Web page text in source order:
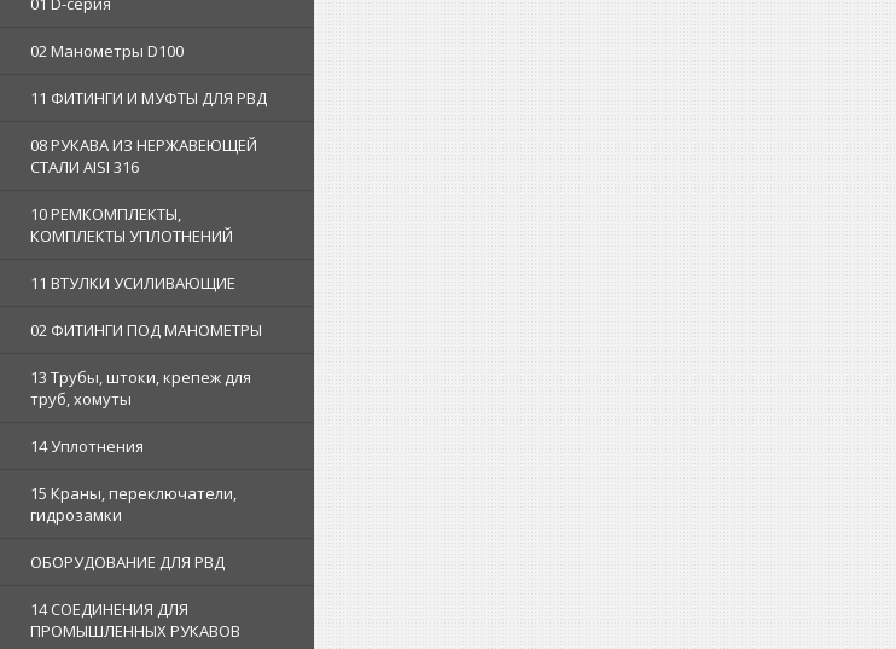
02 Манометры D100
11 ФИТИНГИ И МУФТЫ ДЛЯ РВД
08 РУКАВА ИЗ НЕРЖАВЕЮЩЕЙ
СТАЛИ AISI 316
10 РЕМКОМПЛЕКТЫ,
КОМПЛЕКТЫ УПЛОТНЕНИЙ
11 ВТУЛКИ УСИЛИВАЮЩИЕ
02 ФИТИНГИ ПОД МАНОМЕТРЫ
13 Трубы, штоки, крепеж для
труб, хомуты
14 Уплотнения
15 Краны, переключатели,
гидрозамки
ОБОРУДОВАНИЕ ДЛЯ РВД
14 СОЕДИНЕНИЯ ДЛЯ
ПРОМЫШЛЕННЫХ РУКАВОВ